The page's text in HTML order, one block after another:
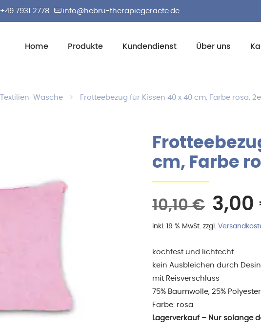
+49 7931 2778 info@hebru-therapiegeraete.de
Home Produkte Kundendienst Über uns
Textilien-Wäsche Frotteebezug für Kissen 40 x 40 cm, Farbe rosa,
cm, Farbe
10,10€
Preis
war:
10,10
3,00
inkl. 19 % MwSt. zzgl.
kochfest und lichtecht
kein Ausbleichen durch
mit Reisverschluss
75% Baumwolle, 25% Polyester
Farbe: rosa
Lagerverkauf – Nur solange